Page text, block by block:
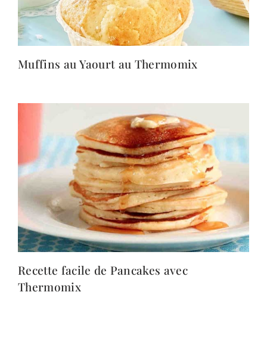
Muffins au Yaourt au Thermomix
Recette facile de Pancakes avec
Thermomix